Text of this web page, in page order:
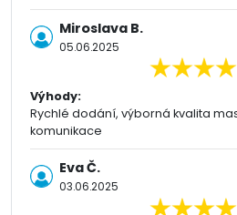
Miroslava B.
05.06.2025
Výhody:
Rychlé dodání, výborná kvalita
komunikace
Eva Č.
03.06.2025